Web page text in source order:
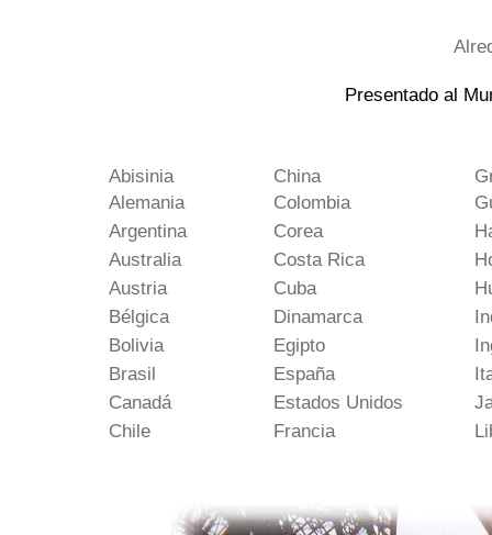
Presentado al
Abisinia China
Alemania
Colombia
Argentina
Corea
Australia
Costa Rica
Austria
Cuba
Bélgica
Dinamarca
Bolivia
Egipto
Brasil
España
Canadá
Estados Unidos
Chile
Francia